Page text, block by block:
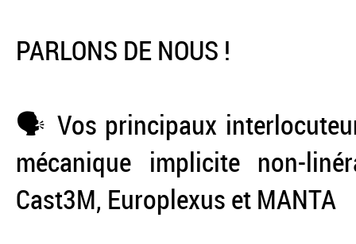
PARLONS DE NOUS !
🗣️ Vos principaux
mécanique implicite non-
Cast3M, Europlexus et MANTA